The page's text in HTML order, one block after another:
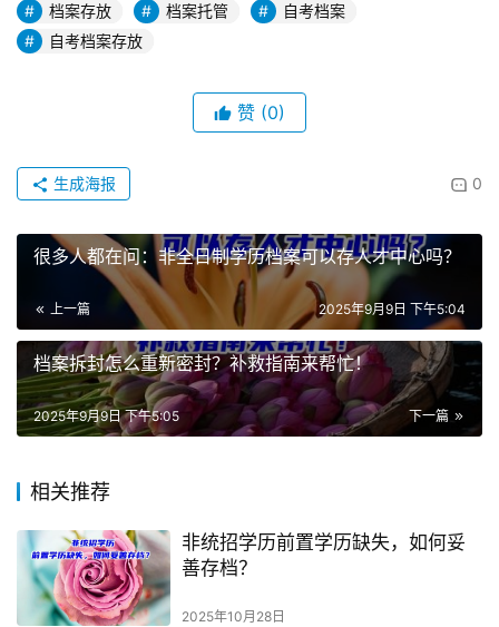
档案存放 档案托管
自考档案
自考档案存放
赞 (0)
0
生成海报
很多人都在问：非全日制学历档案可以存人才中心吗？
上一篇 2025年9月9日 下午5:04
档案拆封怎么重新密封？补救指南来帮忙！
下一篇
2025年9月9日 下午5:05
相关推荐
非统招学历前置学历缺失，如何妥
善存档？
2025年10月28日